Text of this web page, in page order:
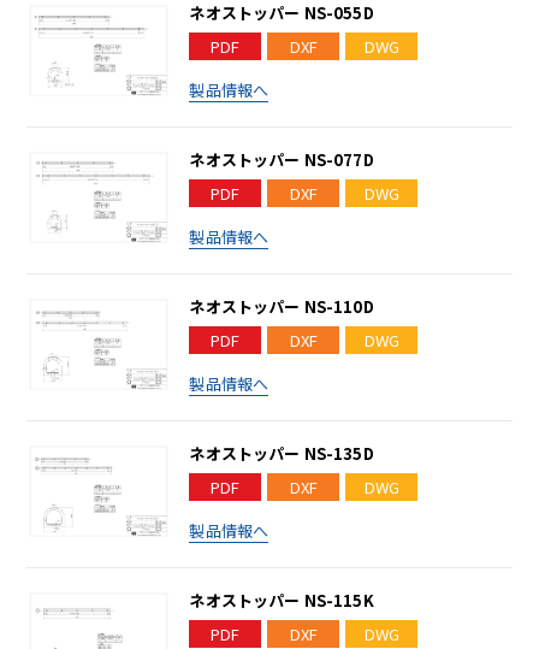
ネオストッパー NS-055D
PDF
DXF
DWG
製品情報へ
ネオストッパー NS-077D
PDF
DXF
DWG
製品情報へ
ネオストッパー NS-110D
PDF
DXF
DWG
製品情報へ
ネオストッパー NS-135D
PDF
DXF
DWG
製品情報へ
ネオストッパー NS-115K
PDF
DXF
DWG